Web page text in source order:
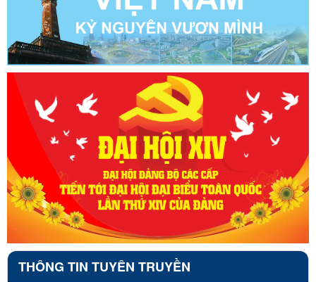
THÔNG TIN TUYÊN TRUYỀN